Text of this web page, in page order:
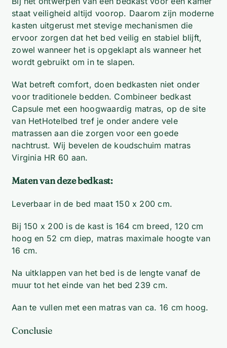
staat veiligheid altijd voorop. Daarom zijn moderne
kasten uitgerust met stevige mechanismen die
ervoor zorgen dat het bed veilig en stabiel blijft,
zowel wanneer het is opgeklapt als wanneer het
wordt gebruikt om in te slapen.
Wat betreft comfort, doen bedkasten niet onder
voor traditionele bedden. Combineer bedkast
Capsule met een hoogwaardig matras, op de site
van HetHotelbed tref je onder andere vele
matrassen aan die zorgen voor een goede
nachtrust. Wij bevelen de koudschuim matras
Virginia HR 60 aan.
Maten van deze bedkast:
Leverbaar in de bed maat 150 x 200 cm.
Bij 150 x 200 is de kast is 164 cm breed, 120 cm
hoog en 52 cm diep, matras maximale hoogte van
16 cm.
Na uitklappen van het bed is de lengte vanaf de
muur tot het einde van het bed 239 cm.
Aan te vullen met een matras van ca. 16 cm hoog.
Conclusie